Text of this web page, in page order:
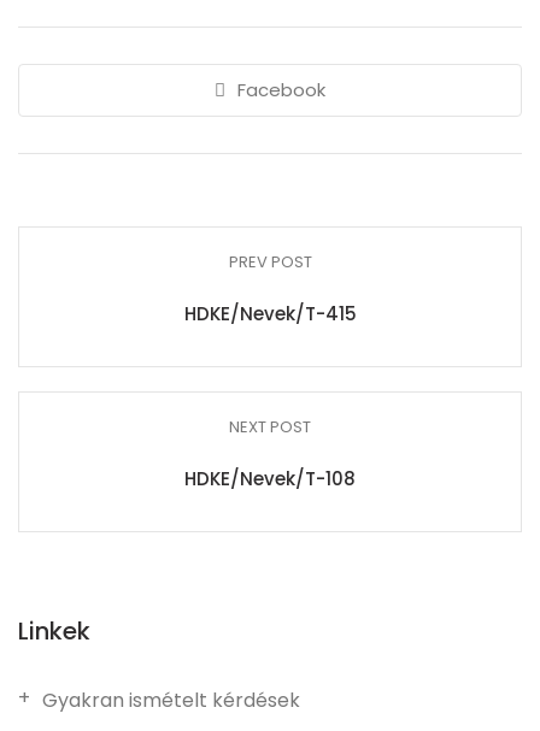
Facebook
PREV POST
HDKE/Nevek/T-415
NEXT POST
HDKE/Nevek/T-108
Linkek
Gyakran ismételt kérdések